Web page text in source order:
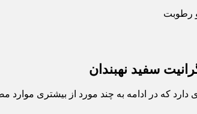
رطوبت
سفید نهبندان
دارد که در ادامه به چند مورد از بیشتری موارد